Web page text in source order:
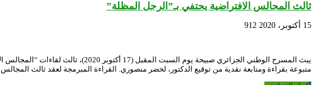
ثالث المجالس الافتراضية يحتفي بـ”الرجل المظلة”
15 أكتوبر، 2020 912
يبث المسرح الوطني الجزائري صبيحة
متبوعة بقراءة ومتابعة نقدية من توقيع الدكتور، لخضر منصوري. القراءة المبرمجة لعقد ثالث